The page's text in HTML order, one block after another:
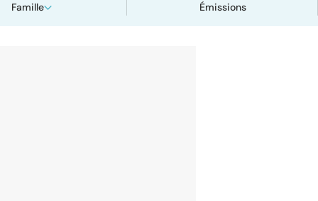
Famille Émissions